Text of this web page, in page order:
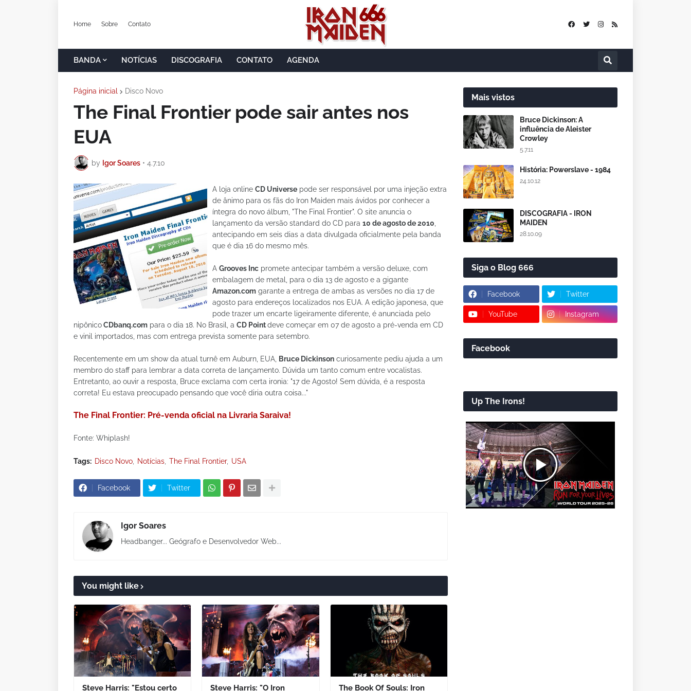
Home Sobre Contato
BANDA NOTÍCIAS DISCOGRAFIA CONTATO AGENDA
Página inicial Disco Novo
The Final Frontier pode sair antes nos
EUA
by Igor Soares • 4.7.10
A loja online CD Universe pode ser responsável por uma injeção extra
de ânimo para os fãs do Iron Maiden mais ávidos por conhecer a
íntegra do novo álbum, "The Final Frontier". O site anuncia o
lançamento da versão standard do CD para 10 de agosto de 2010
antecipando em seis dias a data divulgada oficialmente pela banda
que é dia 16 do mesmo mês.
A Grooves Inc promete antecipar também a versão deluxe, com
embalagem de metal, para o dia 13 de agosto e a gigante
Amazon.com garante a entrega de ambas as versões no dia 17 de
agosto para endereços localizados nos EUA. A edição japonesa, que
pode trazer um encarte ligeiramente diferente, é anunciada pelo
nipônicoCDbanq.com para o dia 18. No Brasil, a CD Pointdeve começar em 07 de agosto a pré-venda em CD
e vinil importados, mas com entrega prevista somente para setembro.
Recentemente em um show da atual turnê em Auburn, EUA, Bruce Dickinson curiosamente pediu ajuda a um
membro do staff para lembrar a data correta de lançamento. Dúvida um tanto comum entre vocalistas.
Entretanto, ao ouvir a resposta, Bruce exclama com certa ironia: "17 de Agosto! Sem dúvida, é a resposta
correta! Eu estava preocupado pensando que você diria outra coisa..."
The Final Frontier: Pré-venda oficial na Livraria Saraiva!
Fonte: Whiplash!
Tags: Disco Novo Notícias The Final Frontier USA
Facebook Twitter
Igor Soares
Headbanger... Geógrafo e Desenvolvedor Web...
You might like
Steve Harris: "Estou certo Steve Harris: "O Iron The Book Of Souls: Iron
Mais vistos
Bruce Dickinson: A
influência de Aleister
Crowley
5.7.11
História: Powerslave - 1984
24.10.12
DISCOGRAFIA - IRON
MAIDEN
28.10.09
Siga o Blog 666
Facebook Twitter
YouTube Instagram
Facebook
Up The Irons!